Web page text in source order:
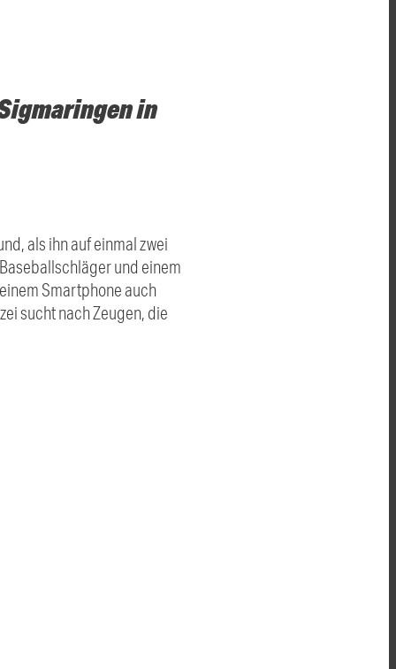
in
als ihn auf einmal zwei
und einem
Smartphone auch
sucht nach Zeugen, die